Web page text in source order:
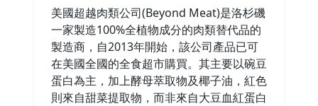
美國超越肉類公司(Beyond Meat)是洛杉磯
一家製造100%全植物成分的肉類替代品的
製造商，自2013年開始，該公司產品已可
在美國全國的全食超市購買。其主要以碗豆
蛋白為主，加上酵母萃取物及椰子油，紅色
則來自甜菜提取物，而非來自大豆血紅蛋白